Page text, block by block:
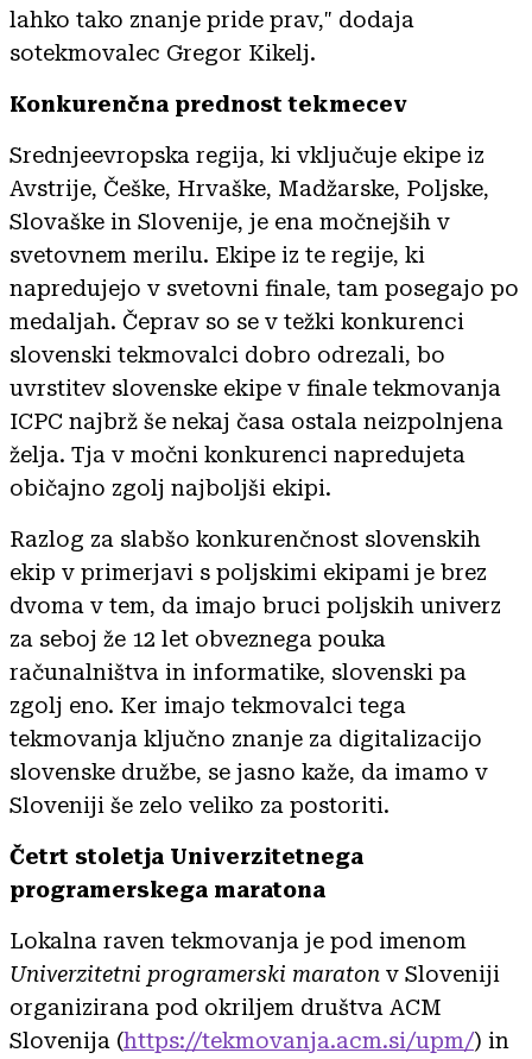
lahko tako znanje pride prav," dodaja
sotekmovalec Gregor Kikelj.
Konkurenčna prednost tekmecev
Srednjeevropska regija, ki vključuje ekipe iz
Avstrije, Češke, Hrvaške, Madžarske, Poljske,
Slovaške in Slovenije, je ena močnejših v
svetovnem merilu. Ekipe iz te regije, ki
napredujejo v svetovni finale, tam posegajo po
medaljah. Čeprav so se v težki konkurenci
slovenski tekmovalci dobro odrezali, bo
uvrstitev slovenske ekipe v finale tekmovanja
ICPC najbrž še nekaj časa ostala neizpolnjena
želja. Tja v močni konkurenci napredujeta
običajno zgolj najboljši ekipi.
Razlog za slabšo konkurenčnost slovenskih
ekip v primerjavi s poljskimi ekipami je brez
dvoma v tem, da imajo bruci poljskih univerz
za seboj že 12 let obveznega pouka
računalništva in informatike, slovenski pa
zgolj eno. Ker imajo tekmovalci tega
tekmovanja ključno znanje za digitalizacijo
slovenske družbe, se jasno kaže, da imamo v
Sloveniji še zelo veliko za postoriti.
Četrt stoletja Univerzitetnega
programerskega maratona
Lokalna raven tekmovanja je pod imenom
Univerzitetni programerski maraton v Sloveniji
organizirana pod okriljem društva ACM
Slovenija (https://tekmovanja.acm.si/upm/) in